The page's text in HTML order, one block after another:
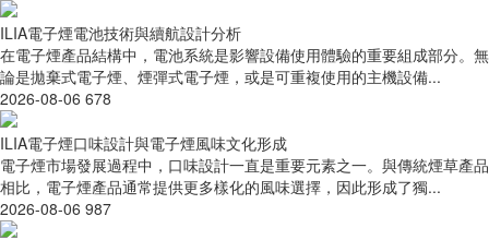
ILIA電子煙電池技術與續航設計分析
在電子煙產品結構中，電池系統是影響設備使用體驗的重要組成部分。無
論是拋棄式電子煙、煙彈式電子煙，或是可重複使用的主機設備...
2026-08-06 678
ILIA電子煙口味設計與電子煙風味文化形成
電子煙市場發展過程中，口味設計一直是重要元素之一。與傳統煙草產品
相比，電子煙產品通常提供更多樣化的風味選擇，因此形成了獨...
2026-08-06 987